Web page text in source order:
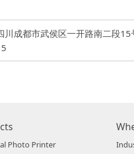
川成都市武侯区一开路南二段
Photo Printer